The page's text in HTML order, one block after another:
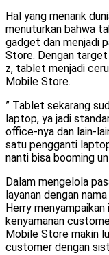
Hal yang menarik
menuturkan bahwa
gadget dan menjadi
Store. Dengan target
z, tablet menjadi
Mobile Store.
” Tablet sekarang
laptop, ya jadi
office-nya dan lain-
satu pengganti
nanti bisa booming
Dalam mengelola
layanan dengan
Herry
kenyamanan
Mobile Store makin
customer dengan